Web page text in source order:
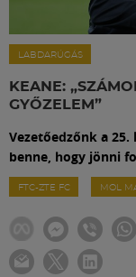
LABDARÚGÁS
KEANE:
GYŐZELEM”
Vezetőedzőnk a
benne, hogy jönni
FTC-ZTE FC MOL
Labdarúgás
Meccscenter
Klub